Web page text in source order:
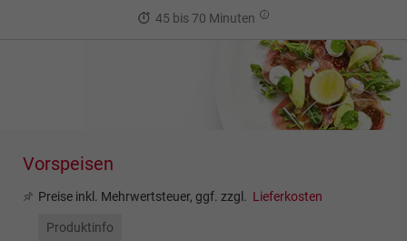
45 bis 70 Minuten
Vorspeisen
Preise inkl. Mehrwertsteuer, ggf. zzgl. Lieferkosten
Produktinfo